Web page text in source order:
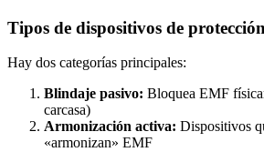
Tipos de dispositivos de
Hay dos categorías principales:
Blindaje pasivo: Bloquea EMF
carcasa)
Armonización activa: Dispositivos
«armonizan» EMF